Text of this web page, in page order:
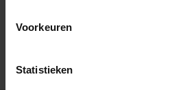
Voorkeuren
Statistieken